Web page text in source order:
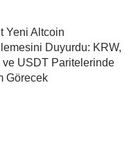
Yeni Altcoin
Duyurdu: KRW,
ve USDT Paritelerinde
Görecek